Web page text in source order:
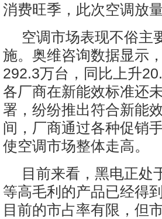
消费旺季，此次空调放
空调市场表现不俗主
施。奥维咨询数据显示
292.3万台，同比上升
各厂商在新能效标准还
署，纷纷推出符合新能
间，厂商通过各种促销
使空调市场整体走高。
目前来看，黑电正处
等高毛利的产品已经得
目前的市占率有限，但